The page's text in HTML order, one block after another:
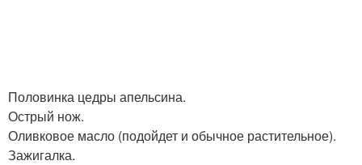
Половинка цедры апельсина.
Острый нож.
Оливковое масло (подойдет и обычное растительное).
Зажигалка.